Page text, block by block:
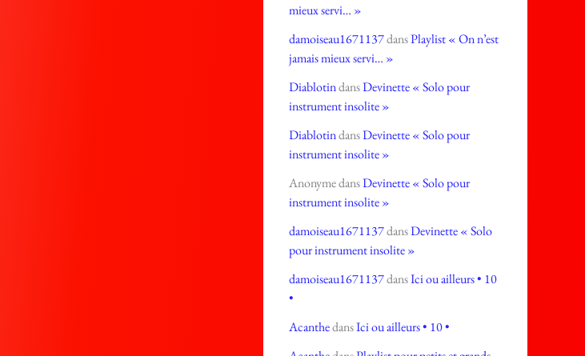
mieux servi… »
damoiseau1671137dansPlaylist « On n’est
jamais mieux servi… »
DiablotindansDevinette « Solo pour
instrument insolite »
DiablotindansDevinette « Solo pour
instrument insolite »
AnonymedansDevinette « Solo pour
instrument insolite »
damoiseau1671137dansDevinette « Solo
pour instrument insolite »
damoiseau1671137dansIci ou ailleurs • 10
•
AcanthedansIci ou ailleurs • 10 •